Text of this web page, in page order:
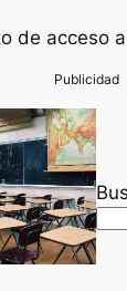
de acceso